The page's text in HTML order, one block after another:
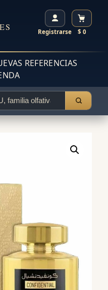
Registrarse $ 0
REFERENCIAS